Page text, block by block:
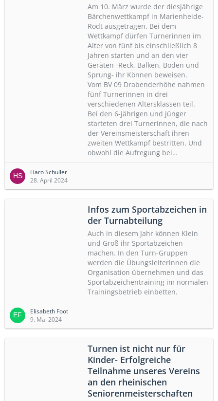
Am 10. März wurde der diesjährige
Bärchenwettkampf in Marienheide-
Rodt ausgetragen. Bei dem
Wettkampf dürfen Turnerinnen im
Alter von fünf bis einschließlich 8
Jahren starten und an den vier
Geräten -Reck, Balken, Boden und
Sprung- ihr Können beweisen.
Vom BV 09 Drabenderhöhe nahmen
fünf Turnerinnen in drei
verschiedenen Altersklassen teil.
Bei den 6-jährigen und jünger
starteten drei Turnerinnen, die nach
der Vereinsmeisterschaft ihren
zweiten Wettkampf bestritten. Und
obwohl die Aufregung bei…
Haro Schuller
28. April 2024
Infos zum Sportabzeichen in
der Turnabteilung
Auch in diesem Jahr können Klein
und Groß ihr Sportabzeichen
machen. In den Turn-Gruppen
werden die Übungsleiterinnen die
Organisation übernehmen und das
Sportabzeichentraining im normalen
Trainingsbetrieb einbetten.
Elisabeth Foot
9. Mai 2024
Turnen ist nicht nur für
Kinder- Erfolgreiche
Teilnahme unseres Vereins
an den rheinischen
Seniorenmeisterschaften